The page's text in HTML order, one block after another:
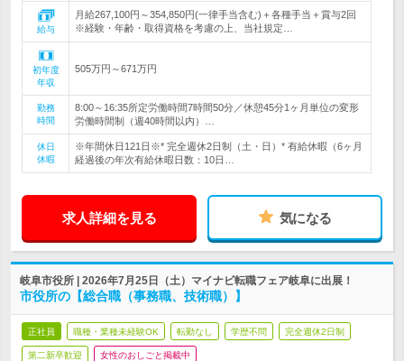
給与
月給267,100円～354,850円(一律手当含む)＋各種手当＋賞与2回
※経験・年齢・取得資格を考慮の上、当社規定…
初年度
年収
505万円～671万円
勤務
時間
8:00～16:35所定労働時間7時間50分／休憩45分1ヶ月単位の変形
労働時間制（週40時間以内）…
休日
休暇
※年間休日121日※* 完全週休2日制（土・日）* 有給休暇（6ヶ月
経過後の年次有給休暇日数：10日…
求人詳細を見る 気になる
岐阜市役所 | 2026年7月25日（土）マイナビ転職フェア岐阜に出展！
市役所の【総合職（事務職、技術職）】
正社員 職種・業種未経験OK 転勤なし 学歴不問 完全週休2日制
第二新卒歓迎 女性のおしごと掲載中